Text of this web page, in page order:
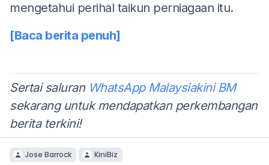
mengetahui perihal taikun perniagaan itu.
[Baca berita penuh]
Sertai saluran WhatsApp Malaysiakini BM
sekarang untuk mendapatkan perkembangan
berita terkini!
Jose Barrock KiniBiz